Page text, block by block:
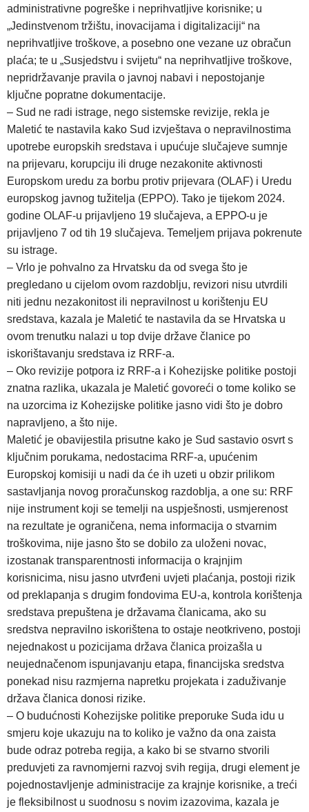
administrativne pogreške i neprihvatljive korisnike; u
„Jedinstvenom tržištu, inovacijama i digitalizaciji“ na
neprihvatljive troškove, a posebno one vezane uz obračun
plaća; te u „Susjedstvu i svijetu“ na neprihvatljive troškove,
nepridržavanje pravila o javnoj nabavi i nepostojanje
ključne popratne dokumentacije.
– Sud ne radi istrage, nego sistemske revizije, rekla je
Maletić te nastavila kako Sud izvještava o nepravilnostima
upotrebe europskih sredstava i upućuje slučajeve sumnje
na prijevaru, korupciju ili druge nezakonite aktivnosti
Europskom uredu za borbu protiv prijevara (OLAF) i Uredu
europskog javnog tužitelja (EPPO). Tako je tijekom 2024.
godine OLAF-u prijavljeno 19 slučajeva, a EPPO-u je
prijavljeno 7 od tih 19 slučajeva. Temeljem prijava pokrenute
su istrage.
– Vrlo je pohvalno za Hrvatsku da od svega što je
pregledano u cijelom ovom razdoblju, revizori nisu utvrdili
niti jednu nezakonitost ili nepravilnost u korištenju EU
sredstava, kazala je Maletić te nastavila da se Hrvatska u
ovom trenutku nalazi u top dvije države članice po
iskorištavanju sredstava iz RRF-a.
– Oko revizije potpora iz RRF-a i Kohezijske politike postoji
znatna razlika, ukazala je Maletić govoreći o tome koliko se
na uzorcima iz Kohezijske politike jasno vidi što je dobro
napravljeno, a što nije.
Maletić je obavijestila prisutne kako je Sud sastavio osvrt s
ključnim porukama, nedostacima RRF-a, upućenim
Europskoj komisiji u nadi da će ih uzeti u obzir prilikom
sastavljanja novog proračunskog razdoblja, a one su: RRF
nije instrument koji se temelji na uspješnosti, usmjerenost
na rezultate je ograničena, nema informacija o stvarnim
troškovima, nije jasno što se dobilo za uloženi novac,
izostanak transparentnosti informacija o krajnjim
korisnicima, nisu jasno utvrđeni uvjeti plaćanja, postoji rizik
od preklapanja s drugim fondovima EU-a, kontrola korištenja
sredstava prepuštena je državama članicama, ako su
sredstva nepravilno iskorištena to ostaje neotkriveno, postoji
nejednakost u pozicijama država članica proizašla u
neujednačenom ispunjavanju etapa, financijska sredstva
ponekad nisu razmjerna napretku projekata i zaduživanje
država članica donosi rizike.
– O budućnosti Kohezijske politike preporuke Suda idu u
smjeru koje ukazuju na to koliko je važno da ona zaista
bude odraz potreba regija, a kako bi se stvarno stvorili
preduvjeti za ravnomjerni razvoj svih regija, drugi element je
pojednostavljenje administracije za krajnje korisnike, a treći
je fleksibilnost u suodnosu s novim izazovima, kazala je